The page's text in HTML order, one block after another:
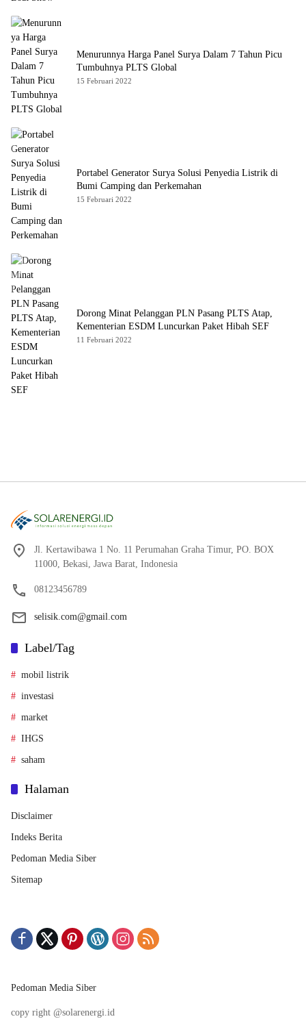
Menurunnya Harga Panel Surya Dalam 7 Tahun Picu
Tumbuhnya PLTS Global
15 Februari 2022
Portabel Generator Surya Solusi Penyedia Listrik di
Bumi Camping dan Perkemahan
15 Februari 2022
Dorong Minat Pelanggan PLN Pasang PLTS Atap,
Kementerian ESDM Luncurkan Paket Hibah SEF
11 Februari 2022
Jl. Kertawibawa 1 No. 11 Perumahan Graha Timur, PO. BOX
11000, Bekasi, Jawa Barat, Indonesia
08123456789
selisik.com@gmail.com
Label/Tag
mobil listrik
investasi
market
IHGS
saham
Halaman
Disclaimer
Indeks Berita
Pedoman Media Siber
Sitemap
Pedoman Media Siber
copy right @solarenergi.id